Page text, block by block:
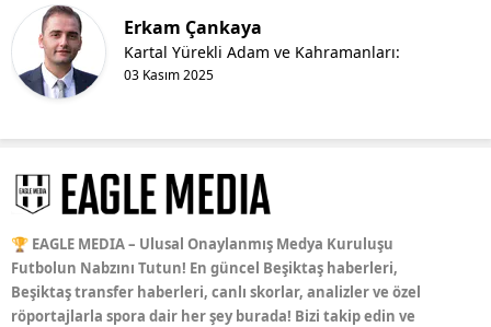
Erkam Çankaya
03 Kasım 2025
Kartal Yürekli Adam ve Kahramanları:
🏆 EAGLE MEDIA – Ulusal Onaylanmış Medya Kuruluşu
Futbolun Nabzını Tutun! En güncel Beşiktaş haberleri,
Beşiktaş transfer haberleri, canlı skorlar, analizler ve özel
röportajlarla spora dair her şey burada! Bizi takip edin ve